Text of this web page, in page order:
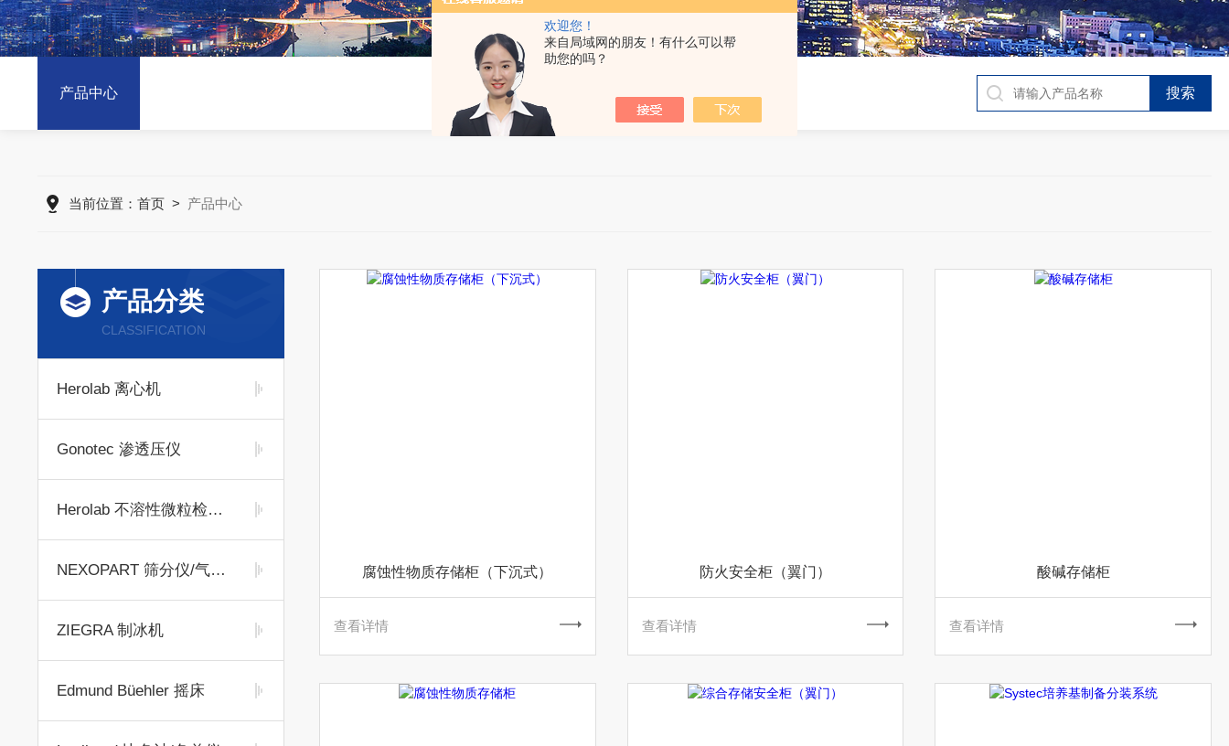
欢迎您！
来自局域网的朋友！有什么可以帮
助您的吗？
产品中心
当前位置： 首页> 产品中心
产品分类
CLASSIFICATION
Herolab 离心机
Gonotec 渗透压仪
Herolab 不溶性微粒检测仪
NEXOPART 筛分仪/气流筛
ZIEGRA 制冰机
Edmund Büehler 摇床
腐蚀性物质存储柜（下沉式）
查看详情
防火安全柜（翼门）
查看详情
酸碱存储柜
查看详情